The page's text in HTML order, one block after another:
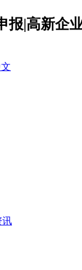
报|高新企
讯